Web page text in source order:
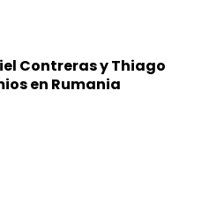
Contreras y Thiago
en Rumania